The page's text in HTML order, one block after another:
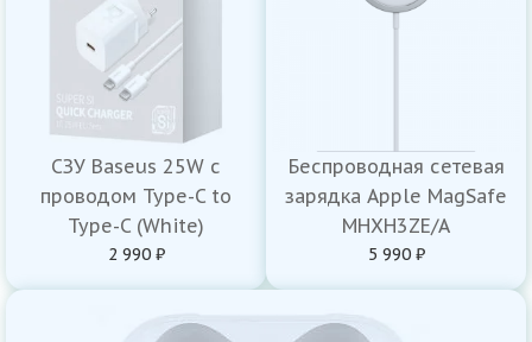
СЗУ Baseus 25W с
проводом Type-C to
Type-C (White)
2 990 ₽
Беспроводная сетевая
зарядка Apple MagSafe
MHXH3ZE/A
5 990 ₽